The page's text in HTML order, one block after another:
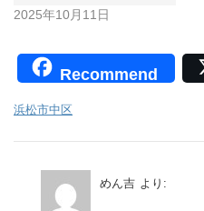
2025年10月11日
Recommend
浜松市中区
めん吉 より: